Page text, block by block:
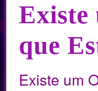
Existe
que
Existe um